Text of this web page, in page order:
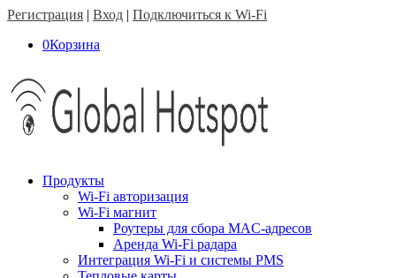
Регистрация | Вход | Подключиться к Wi-Fi
0Корзина
Продукты
Wi-Fi авторизация
Wi-Fi магнит
Роутеры для сбора MAC-адресов
Аренда Wi-Fi радара
Интеграция Wi-Fi и системы PMS